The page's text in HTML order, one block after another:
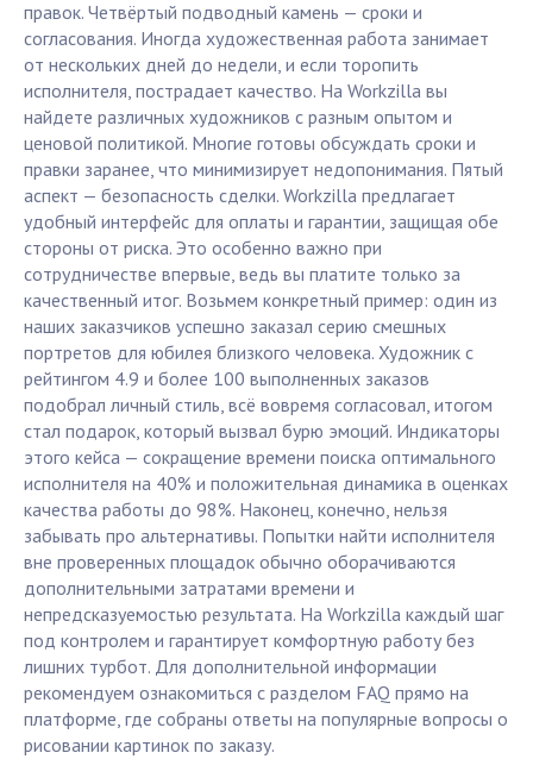
правок. Четвёртый подводный камень — сроки и
согласования. Иногда художественная работа занимает
от нескольких дней до недели, и если торопить
исполнителя, пострадает качество. На Workzilla вы
найдете различных художников с разным опытом и
ценовой политикой. Многие готовы обсуждать сроки и
правки заранее, что минимизирует недопонимания. Пятый
аспект — безопасность сделки. Workzilla предлагает
удобный интерфейс для оплаты и гарантии, защищая обе
стороны от риска. Это особенно важно при
сотрудничестве впервые, ведь вы платите только за
качественный итог. Возьмем конкретный пример: один из
наших заказчиков успешно заказал серию смешных
портретов для юбилея близкого человека. Художник с
рейтингом 4.9 и более 100 выполненных заказов
подобрал личный стиль, всё вовремя согласовал, итогом
стал подарок, который вызвал бурю эмоций. Индикаторы
этого кейса — сокращение времени поиска оптимального
исполнителя на 40% и положительная динамика в оценках
качества работы до 98%. Наконец, конечно, нельзя
забывать про альтернативы. Попытки найти исполнителя
вне проверенных площадок обычно оборачиваются
дополнительными затратами времени и
непредсказуемостью результата. На Workzilla каждый шаг
под контролем и гарантирует комфортную работу без
лишних турбот. Для дополнительной информации
рекомендуем ознакомиться с разделом FAQ прямо на
платформе, где собраны ответы на популярные вопросы о
рисовании картинок по заказу.